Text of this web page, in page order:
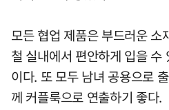
모든 협업 제품은 부드러운 소
철 실내에서 편안하게 입을 수
이다. 또 모두 남녀 공용으로
께 커플룩으로 연출하기 좋다.